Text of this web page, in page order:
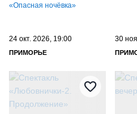
«Опасная ночёвка»
24 окт. 2026, 19:00
ПРИМОРЬЕ
30